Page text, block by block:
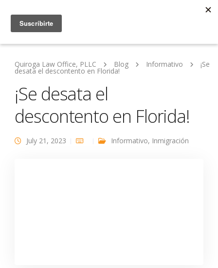
Quiroga Law Office, PLLC Blog Informativo ¡Se
desata el descontento en Florida!
¡Se desata el
descontento en Florida!
July 21, 2023 Informativo, Inmigración